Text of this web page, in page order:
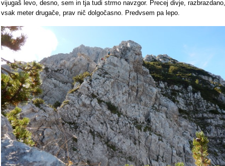
vijugaš levo, desno, sem in tja tudi strmo navzgor. Precej divje, razbrazdano,
vsak meter drugače, prav nič dolgočasno. Predvsem pa lepo.